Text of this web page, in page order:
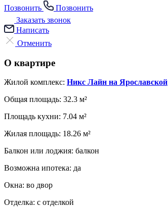
Позвонить
Позвонить
Заказать звонок
Написать
Отменить
О квартире
Жилой комплекс: Никс Лайн на Ярославской
Общая площадь: 32.3 м²
Площадь кухни: 7.04 м²
Жилая площадь: 18.26 м²
Балкон или лоджия: балкон
Возможна ипотека: да
Окна: во двор
Отделка: с отделкой